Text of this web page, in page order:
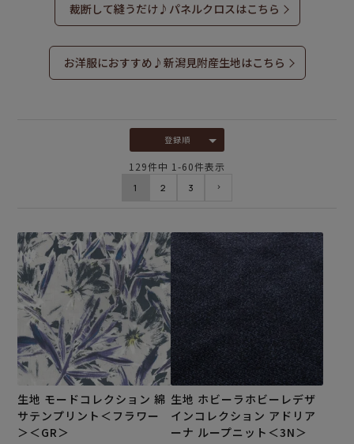
裁断して縫うだけ♪パネルクロスはこちら
お洋服におすすめ♪新潟見附産生地はこちら
登録順
129件中 1 -60件表示
1 2 3
生地 モードコレクション 綿
サテンプリント＜フラワー
＞＜GR＞
生地 ホビーラホビーレデザ
インコレクション アドリア
ーナ ループニット＜3N＞